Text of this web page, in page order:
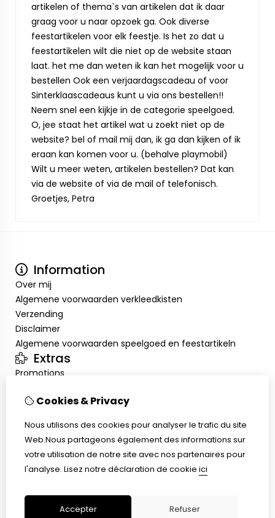
artikelen of thema`s van artikelen dat ik daar
graag voor u naar opzoek ga. Ook diverse
feestartikelen voor elk feestje. Is het zo dat u
feestartikelen wilt die niet op de website staan
laat. het me dan weten ik kan het mogelijk voor u
bestellen Ook een verjaardagscadeau of voor
Sinterklaascadeaus kunt u via ons bestellen!!
Neem snel een kijkje in de categorie speelgoed.
O, jee staat het artikel wat u zoekt niet op de
website? bel of mail mij dan, ik ga dan kijken of ik
eraan kan komen voor u. (behalve playmobil)
Wilt u meer weten, artikelen bestellen? Dat kan
via de website of via de mail of telefonisch.
Groetjes, Petra
Information
Over mij
Algemene voorwaarden verkleedkisten
Verzending
Disclaimer
Algemene voorwaarden speelgoed en feestartikeln
Extras
Promotions
Inloggen
Service client
Retour de marchandise
Cookies & Privacy
Nous utilisons des cookies pour analyser le trafic du site
Web.Nous partageons également des informations sur
votre utilisation de notre site avec nos partenaires pour
l'analyse. Lisez notre déclaration de cookie ici
Accepter Refuser